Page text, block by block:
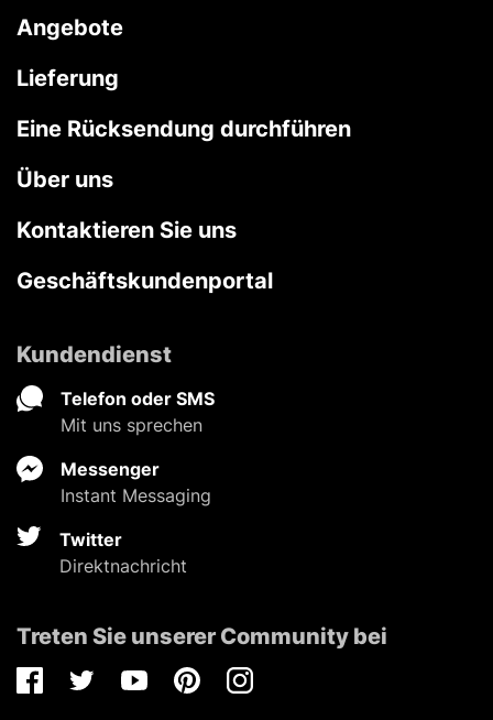
Angebote
Lieferung
Eine Rücksendung durchführen
Über uns
Kontaktieren Sie uns
Geschäftskundenportal
Kundendienst
Telefon oder SMS
Mit uns sprechen
Messenger
Instant Messaging
Twitter
Direktnachricht
Treten Sie unserer Community bei
FacebookTwitterYoutubePinterestInstagram